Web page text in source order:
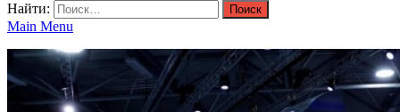
Найти:
Main Menu